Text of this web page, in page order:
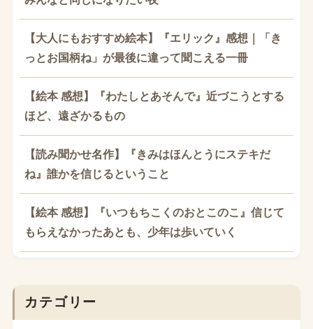
【大人にもおすすめ絵本】『エリック』感想｜「き
っとお国柄ね」が最後に違って聞こえる一冊
【絵本 感想】『わたしとあそんで』近づこうとする
ほど、遠ざかるもの
【読み聞かせ名作】『きみはほんとうにステキだ
ね』誰かを信じるということ
【絵本 感想】『いつもちこくのおとこのこ』信じて
もらえなかったあとも、少年は歩いていく
カテゴリー